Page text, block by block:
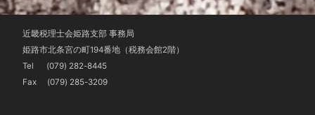
近畿税理士会姫路支部 事務局
姫路市北条宮の町194番地（税務会館2階）
Tel (079) 282-8445
Fax (079) 285-3209